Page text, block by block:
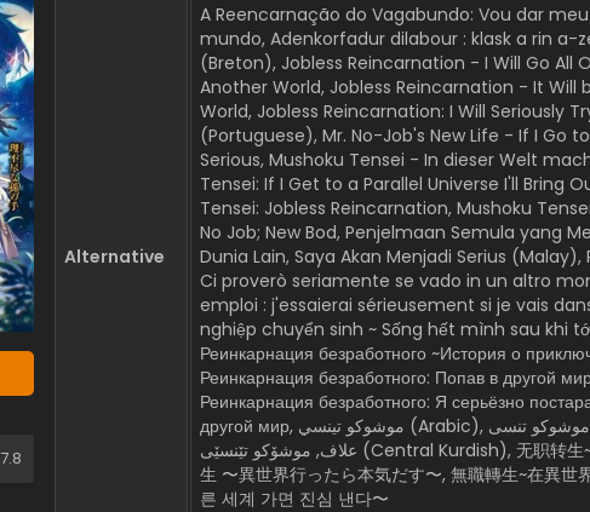
7.8
Alternative
A Reencarnação do Vagabundo: Vou dar
mundo, Adenkorfadur dilabour : klask a rin a-
(Breton), Jobless Reincarnation - I Will Go All
Another World, Jobless Reincarnation - It Will
World, Jobless Reincarnation: I Will Seriously
(Portuguese), Mr. No-Job's New Life - If I Go
Serious, Mushoku Tensei - In dieser Welt
Tensei: If I Get to a Parallel Universe I'll Bring
Tensei: Jobless Reincarnation, Mushoku
No Job; New Bod, Penjelmaan Semula yang
Dunia Lain, Saya Akan Menjadi Serius
Ci proverò seriamente se vado in un altro
emploi : j'essaierai sérieusement si je vais
nghiệp chuyển sinh ~ Sống hết mình sau khi
Реинкарнация безработного ~История о
Реинкарнация безработного: Попав в другой
Реинкарнация безработного: Я серьёзно
другой мир, موشوكو تينسي (Arabic), موشوکو تنسی (Persian), موشوکو تنسی: تناسخ
علاف, موشۆکو تێنسێی (Central Kurdish), 无职转生~在异世界认真地活下去~, 無職転
生 〜異世界行ったら本気だす〜, 無職轉生~在異世
른 세계 가면 진심 낸다〜